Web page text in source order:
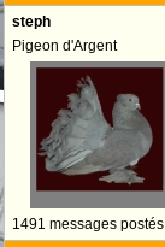
steph
Pigeon d'Argent
1491 messages postés